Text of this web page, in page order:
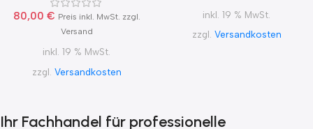
80,00 € Preis inkl. MwSt. zzgl.
Versand
inkl. 19 % MwSt.
zzgl. Versandkosten
inkl. 19 % MwSt.
zzgl. Versandkosten
Ihr Fachhandel für professionelle